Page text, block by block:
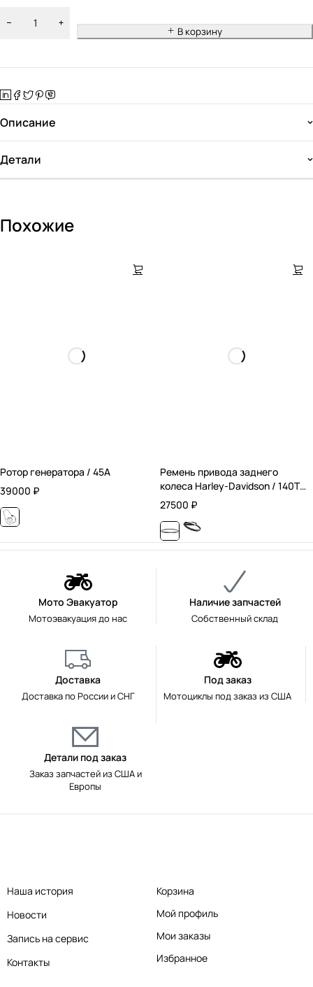
В корзину
Описание
Детали
Похожие
Ротор генератора / 45А
39000 ₽
Ремень привода заднего
колеса Harley-Davidson / 140T /
24 мм.
27500 ₽
Мото Эвакуатор
Мотоэвакуация до нас
Наличие запчастей
Собственный склад
Доставка
Доставка по России и СНГ
Под заказ
Мотоциклы под заказ из США
Детали под заказ
Заказ запчастей из США и
Европы
Наша история
Новости
Запись на сервис
Контакты
Корзина
Мой профиль
Мои заказы
Избранное